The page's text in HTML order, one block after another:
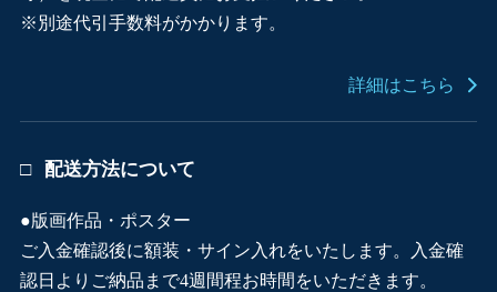
※別途代引手数料がかかります。
詳細はこちら
配送方法について
●版画作品・ポスター
ご入金確認後に額装・サイン入れをいたします。入金確
認日よりご納品まで4週間程お時間をいただきます。